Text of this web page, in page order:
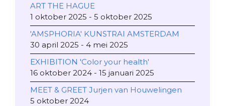
ART THE HAGUE
1 oktober 2025 - 5 oktober 2025
'AMSPHORIA' KUNSTRAI AMSTERDAM
30 april 2025 - 4 mei 2025
EXHIBITION 'Color your health'
16 oktober 2024 - 15 januari 2025
MEET & GREET Jurjen van Houwelingen
5 oktober 2024